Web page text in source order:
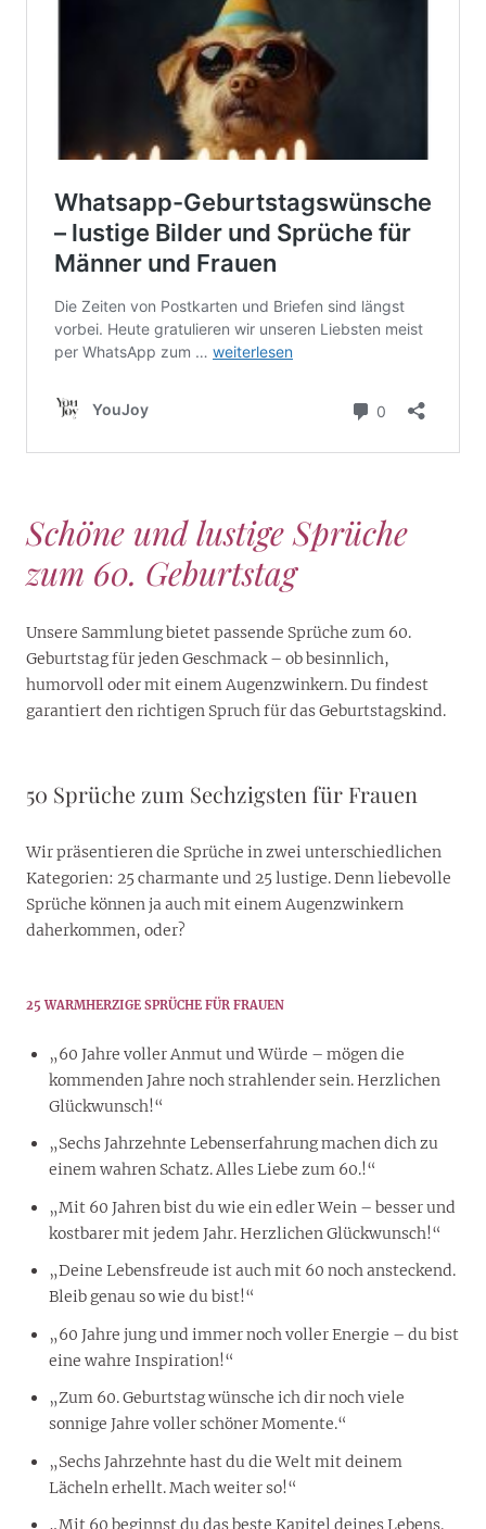
Schöne und lustige Sprüche
zum 60. Geburtstag
Unsere Sammlung bietet passende Sprüche zum 60.
Geburtstag für jeden Geschmack – ob besinnlich,
humorvoll oder mit einem Augenzwinkern. Du findest
garantiert den richtigen Spruch für das Geburtstagskind.
50 Sprüche zum Sechzigsten für Frauen
Wir präsentieren die Sprüche in zwei unterschiedlichen
Kategorien: 25 charmante und 25 lustige. Denn liebevolle
Sprüche können ja auch mit einem Augenzwinkern
daherkommen, oder?
25 WARMHERZIGE SPRÜCHE FÜR FRAUEN
„60 Jahre voller Anmut und Würde – mögen die
kommenden Jahre noch strahlender sein. Herzlichen
Glückwunsch!“
„Sechs Jahrzehnte Lebenserfahrung machen dich zu
einem wahren Schatz. Alles Liebe zum 60.!“
„Mit 60 Jahren bist du wie ein edler Wein – besser und
kostbarer mit jedem Jahr. Herzlichen Glückwunsch!“
„Deine Lebensfreude ist auch mit 60 noch ansteckend.
Bleib genau so wie du bist!“
„60 Jahre jung und immer noch voller Energie – du bist
eine wahre Inspiration!“
„Zum 60. Geburtstag wünsche ich dir noch viele
sonnige Jahre voller schöner Momente.“
„Sechs Jahrzehnte hast du die Welt mit deinem
Lächeln erhellt. Mach weiter so!“